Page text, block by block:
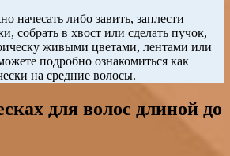
начесать либо завить, заплести
собрать в хвост или сделать пучок,
живыми цветами, лентами или
подробно ознакомиться как
на средние волосы.
для волос длиной до